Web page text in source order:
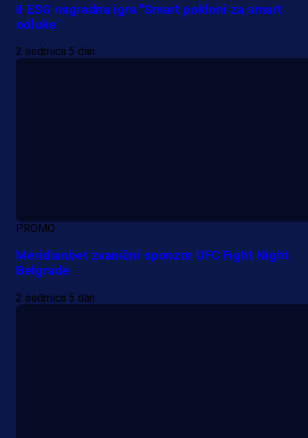
II ESG nagradna igra "Smart pokloni za smart
odluke"
2 sedmica 5 dan
PROMO
Meridianbet zvanični sponzor UFC Fight Night
Belgrade
2 sedmica 5 dan